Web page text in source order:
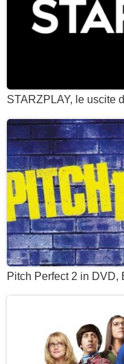
STARZPLAY, le uscite
Pitch Perfect 2 in DVD,